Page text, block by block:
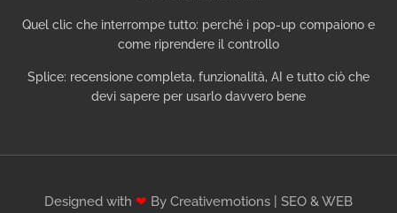
Quel clic che interrompe tutto: perché i pop-up compaiono e
come riprendere il controllo
Splice: recensione completa, funzionalità, AI e tutto ciò che
devi sapere per usarlo davvero bene
Designed with ❤ By Creativemotions | SEO & WEB